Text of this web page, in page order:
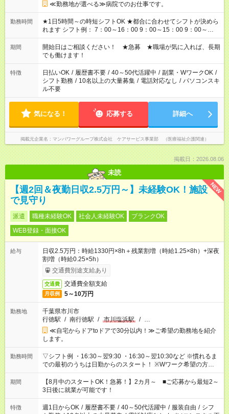
≪勤務地が選べる≫病院でのお仕事です。
勤務時間
★1日5時間～の時短シフトOK ★都合に合わせてシフトが決めら
れます シフト例： 7：00～16：00 9：00～15：00 9：00～
18：00 11：00～20：00 など ※Wワークの場合、他のお仕事と
合わせ週40時間超の就業はご案内できません ※法令に基づき、
週20時間以上勤務は社会保険への加入対象となります ※労働者
派遣法（日雇い派遣の原則禁止）により、短時間・短期間の就
業はご案内が難しい場合があります
期間
開始日はご相談ください！ ★急募 ★職場が気に入れば、長期
でも働けます！
特徴 日払いOK / 履歴書不要 / 40～50代活躍中 / 副業・WワークOK /
シフト勤務 / 10名以上の大量募集 / 電話対応なし / パソコンスキ
ル不要
気になる！ 応募する 詳細へ
掲載元企業名 マンパワーグループ株式会社 ケアサービス事業部 （医療福祉介護関連）
掲載日：2026.08.06
未読
NEW
【週2回＆夜勤日収2.5万円～】未経験OK！施設
で見守り
派遣 職種未経験OK 社会人未経験OK
ブランクOK
WEB登録・面接OK
給与
日収2.5万円：時給1330円×8h＋残業割増（時給1.25×8h）+深夜
割増（時給0.25×5h）
交通費別途支給あり
交通費 交通費全額支給
月収例 5～10万円
勤務地
千葉県市川市
行徳駅 / 南行徳駅 / 市川塩浜駅 / …
≪自宅からドアtoドアで30分以内！≫ご希望の勤務地を紹介
します。
勤務時間
▽シフト例 ・16:30～翌9:30 ・16:30～翌10:30など ※慣れるま
での最初のうちは日勤からのスタート！ ※Wワーク希望の方へ
今ご覧のお仕事で希望する勤務時間と、もう1つのお仕事の勤務
時間。 合計で週40時間を超える場合は応募できません。
期間
【8月中のスタートOK！急募！】2カ月～ ■ご応募から最短2～
3日後に就業が可能です！
特徴 週1日からOK / 履歴書不要 / 40～50代活躍中 / 服装自由 / シフ